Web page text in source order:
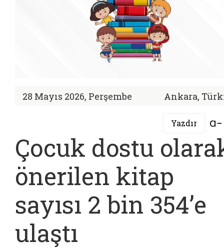
28 Mayıs 2026, Perşembe Ankara,
Yazdır
Çocuk dostu
önerilen kitap
sayısı 2 bin 354’e
ulaştı